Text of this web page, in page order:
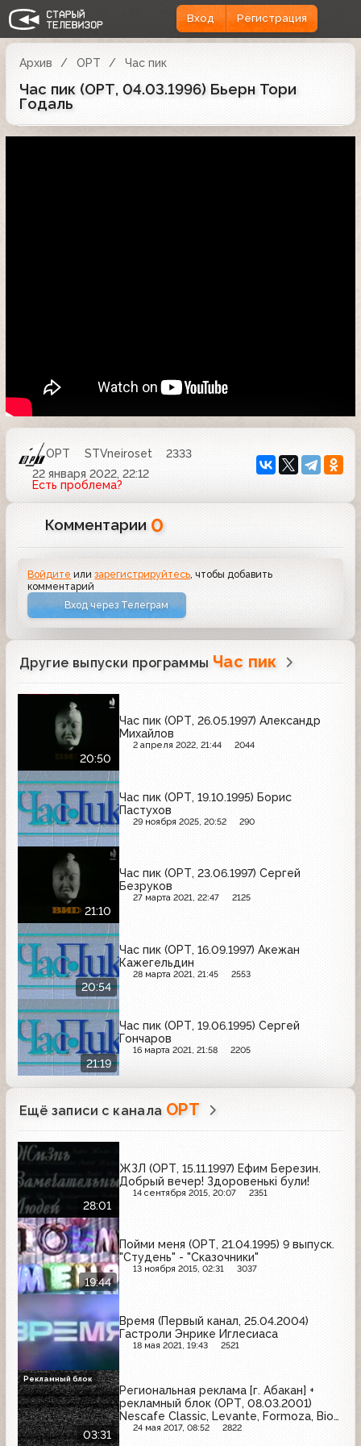
Вход Регистрация
Архив ОРТ Час пик
Час пик (ОРТ, 04.03.1996) Бьерн Тори
Годаль
ОРТ STVneiroset
2333
22 января 2022, 22:12
Есть проблема?
Комментарии 0
Войдите илизарегистрируйтесь , чтобы добавить
комментарий
Вход через Телеграм
Другие выпуски программы Час пик
20:50
Час пик (ОРТ, 26.05.1997) Александр
Михайлов
2 апреля 2022, 21:44 2044
Час пик (ОРТ, 19.10.1995) Борис
Пастухов
29 ноября 2025, 20:52 290
21:10
Час пик (ОРТ, 23.06.1997) Сергей
Безруков
27 марта 2021, 22:47 2125
20:54
Час пик (ОРТ, 16.09.1997) Акежан
Кажегельдин
28 марта 2021, 21:45 2553
21:19
Час пик (ОРТ, 19.06.1995) Сергей
Гончаров
16 марта 2021, 21:58 2205
Ещё записи с канала ОРТ
28:01
ЖЗЛ (ОРТ, 15.11.1997) Ефим Березин.
Добрый вечер! Здоровенькi були!
14 сентября 2015, 20:07 2351
19:44
Пойми меня (ОРТ, 21.04.1995) 9 выпуск.
"Студень" - "Сказочники"
13 ноября 2015, 02:31 3037
Время (Первый канал, 25.04.2004)
Гастроли Энрике Иглесиаса
18 мая 2021, 19:43 2521
03:31
Региональная реклама [г. Абакан] +
рекламный блок (ОРТ, 08.03.2001)
Nescafe Classic, Levante, Formoza, Bio
Max, Lipton, Zanussi, Я, Schauma,
24 мая 2017, 08:52 2822
Рекламный блок